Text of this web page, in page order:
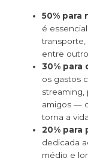
50% para
é
transporte,
entre
30% para
os gastos
streaming,
amigos —
torna a
20% para
dedicada
médio e